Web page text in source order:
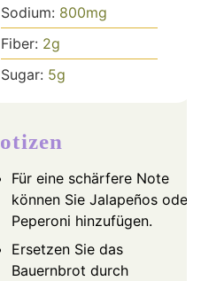
Sodium: 800mg
Fiber: 2g
Sugar: 5g
Notizen
Für eine schärfere Note
können Sie Jalapeños oder
Peperoni hinzufügen.
Ersetzen Sie das
Bauernbrot durch